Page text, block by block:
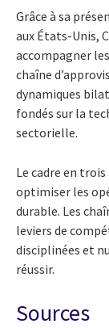
Grâce à sa
aux États-Unis,
accompagner
chaîne
dynamiques
fondés sur la
sectorielle.
Le cadre en
optimiser les
durable. Les
leviers de
disciplinées et
réussir.
Sources